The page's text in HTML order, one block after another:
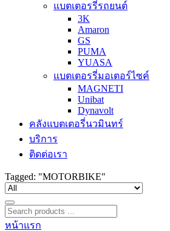
แบตเตอรรี่รถยนต์
3K
Amaron
GS
PUMA
YUASA
แบตเตอรรี่มอเตอร์ไซค์
MAGNETI
Unibat
Dynavolt
คลังแบตเตอรี่นวมินทร์
บริการ
ติดต่อเรา
Tagged: "MOTORBIKE"
หน้าแรก